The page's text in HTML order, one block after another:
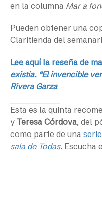
en la columna Mar a
Pueden obtener una
Claritienda del
Lee aquí la reseña de
existía. “El invencible
Rivera Garza
Esta es la quinta
y Teresa Córdova, del
como parte de una
sala de Todas. Escucha